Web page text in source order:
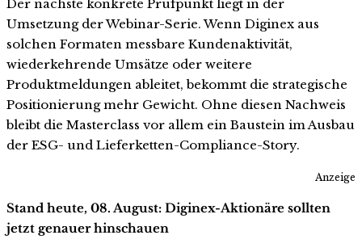
Der nächste konkrete Prüfpunkt liegt in der
Umsetzung der Webinar-Serie. Wenn Diginex aus
solchen Formaten messbare Kundenaktivität,
wiederkehrende Umsätze oder weitere
Produktmeldungen ableitet, bekommt die strategische
Positionierung mehr Gewicht. Ohne diesen Nachweis
bleibt die Masterclass vor allem ein Baustein im Ausbau
der ESG- und Lieferketten-Compliance-Story.
Anzeige
Stand heute, 08. August: Diginex-Aktionäre sollten
jetzt genauer hinschauen